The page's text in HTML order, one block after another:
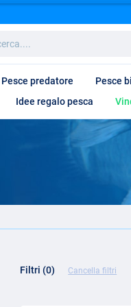
Pesce predatore Pesce
Idee regalo pesca
Filtri (0) Cancella filtri